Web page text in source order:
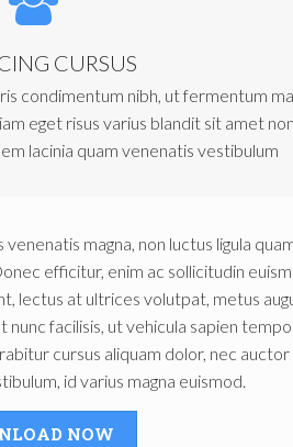
CURSUS
condimentum nibh, ut fermentum
eget risus varius blandit sit amet
lacinia quam venenatis vestibulum
magna, non luctus ligula
efficitur, enim ac sollicitudin
lectus at ultrices volutpat, metus
facilisis, ut vehicula sapien
cursus aliquam dolor, nec
id varius magna euismod.
NOW